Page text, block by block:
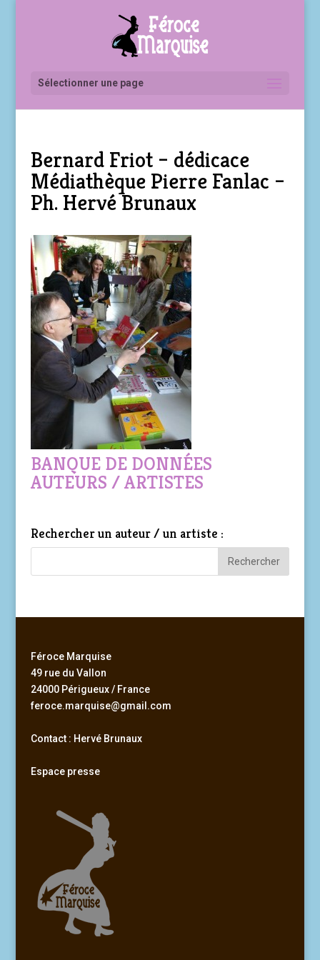
Sélectionner une page
Bernard Friot – dédicace
Médiathèque Pierre Fanlac –
Ph. Hervé Brunaux
BANQUE DE DONNÉES
AUTEURS / ARTISTES
Rechercher un auteur / un artiste :
Féroce Marquise
49 rue du Vallon
24000 Périgueux / France
feroce.marquise@gmail.com
Contact : Hervé Brunaux
Espace presse